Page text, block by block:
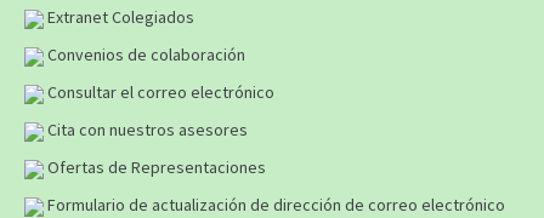
Extranet Colegiados
Convenios de colaboración
Consultar el correo electrónico
Cita con nuestros asesores
Ofertas de Representaciones
Formulario de actualización de dirección de correo electrónico